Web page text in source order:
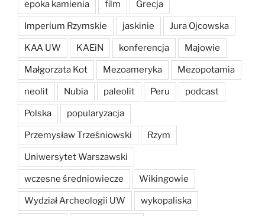
epoka kamienia film Grecja
Imperium Rzymskie jaskinie Jura Ojcowska
KAA UW KAEiN konferencja Majowie
Małgorzata Kot Mezoameryka Mezopotamia
neolit Nubia paleolit Peru podcast
Polska popularyzacja
Przemysław Trześniowski Rzym
Uniwersytet Warszawski
wczesne średniowiecze Wikingowie
Wydział Archeologii UW wykopaliska